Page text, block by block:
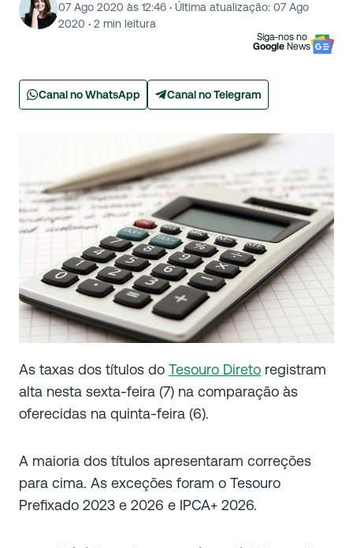
07 Ago 2020 às 12:46 · Última atualização: 07 Ago
2020 · 2 min leitura
Siga-nos no
Google News
Canal no WhatsApp Canal no Telegram
As taxas dos títulos do Tesouro Direto registram
alta nesta sexta-feira (7) na comparação às
oferecidas na quinta-feira (6).
A maioria dos títulos apresentaram correções
para cima. As exceções foram o Tesouro
Prefixado 2023 e 2026 e IPCA+ 2026.